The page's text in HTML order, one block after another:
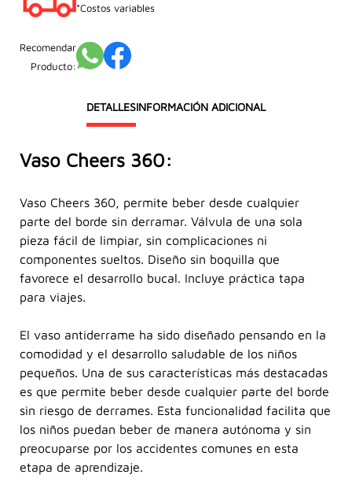
con
de
10oz
*Costos variables
Recomendar
Producto:
DETALLESINFORMACIÓN ADICIONAL
Vaso Cheers 360:
Vaso Cheers 360, permite beber desde cualquier
parte del borde sin derramar. Válvula de una sola
pieza fácil de limpiar, sin complicaciones ni
componentes sueltos. Diseño sin boquilla que
favorece el desarrollo bucal. Incluye práctica tapa
para viajes.
El vaso antiderrame ha sido diseñado pensando en la
comodidad y el desarrollo saludable de los niños
pequeños. Una de sus características más destacadas
es que permite beber desde cualquier parte del borde
sin riesgo de derrames. Esta funcionalidad facilita que
los niños puedan beber de manera autónoma y sin
preocuparse por los accidentes comunes en esta
etapa de aprendizaje.